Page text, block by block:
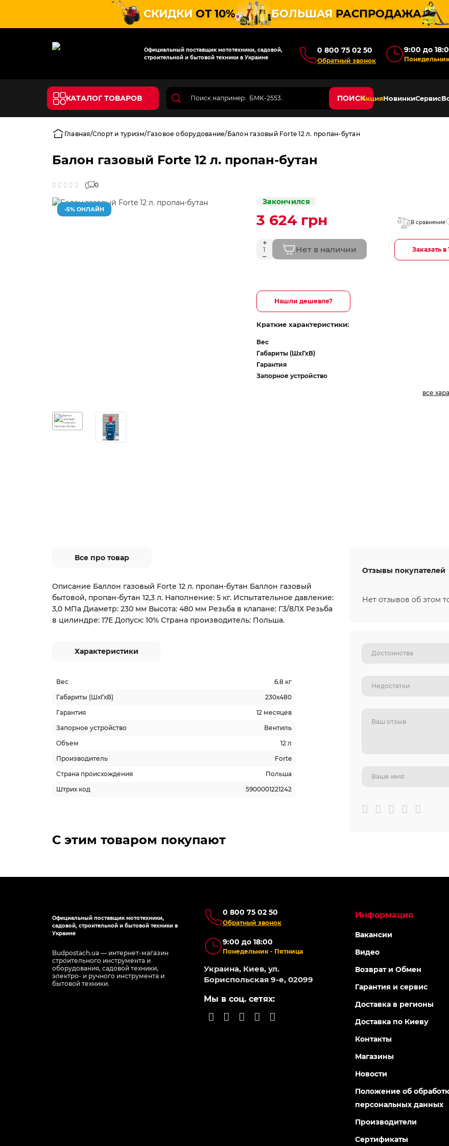
СКИДКИ ОТ 10% БОЛЬШАЯ РАСПРОДАЖА
Официальный поставщик мототехники, садовой,
строительной и бытовой техники в Украине
0 800 75 02 50
Обратный звонок
9:00 до
КАТАЛОГ ТОВАРОВ ПОИСКАкцияНовинкиСервис
Главная Спорт и туризм Газовое оборудование Балон газовый Forte 12 л. пропан-бутан
Балон газовый Forte 12 л. пропан-бутан
0
-5% ОНЛАЙН
Закончился
3 624 грн В сравнение
Нет в наличии Заказать в
Нашли дешевле?
Краткие характеристики:
Вес
Габариты (ШхГхВ)
Гарантия
Запорное устройство
все
Все про товар
Описание Баллон газовый Forte 12 л. пропан-бутан Баллон газовый
бытовой, пропан-бутан 12,3 л. Наполнение: 5 кг. Испытательное давление:
3,0 МПа Диаметр: 230 мм Высота: 480 мм Резьба в клапане: Г3/8ЛХ Резьба
в цилиндре: 17Е Допуск: 10% Страна производитель: Польша.
Характеристики
Вес
6.8 кг
Габариты (ШхГхВ)
230х480
Гарантия
12 месяцев
Запорное устройство
Вентиль
Объем
12 л
Производитель
Forte
Страна происхождения
Польша
Штрих код
5900001221242
Отзывы покупателей
Нет отзывов об этом
С этим товаром покупают
Официальный поставщик мототехники,
садовой, строительной и бытовой техники в
Украине
Budpostach.ua — интернет-магазин
строительного инструмента и
оборудования, садовой техники,
электро- и ручного инструмента и
бытовой техники.
0 800 75 02 50
Обратный звонок
9:00 до 18:00
Понедельник - Пятница
Украина, Киев, ул.
Бориспольская 9-е, 02099
Мы в соц. сетях:
Информация
Вакансии
Видео
Возврат и Обмен
Гарантия и сервис
Доставка в регионы
Доставка по Киеву
Контакты
Магазины
Новости
Положение об
персональных данных
Производители
Сертификаты